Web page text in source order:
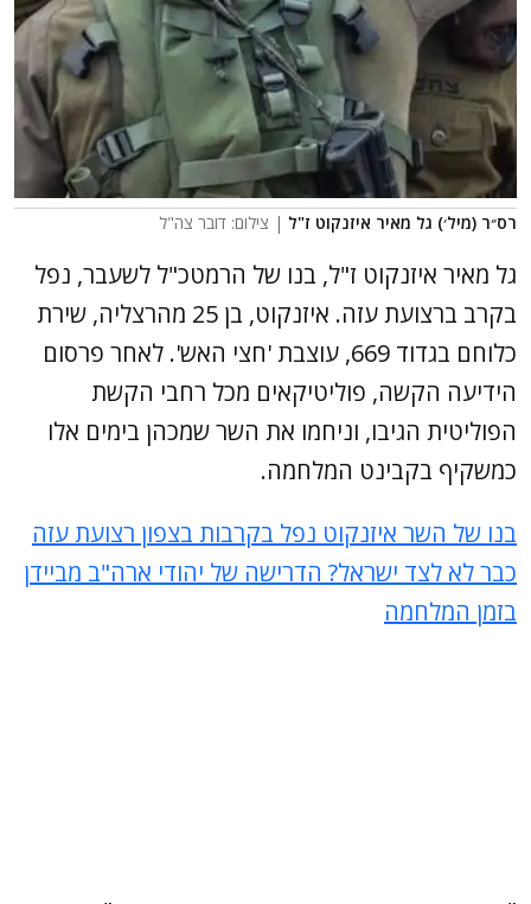
רס״ר (מיל׳) גל מאיר איזנקוט ז"ל | צילום: דובר צה"ל
גל מאיר איזנקוט ז"ל, בנו של הרמטכ"ל לשעבר, נפל
בקרב ברצועת עזה. איזנקוט, בן 25 מהרצליה, שירת
כלוחם בגדוד 669, עוצבת 'חצי האש'. לאחר פרסום
הידיעה הקשה, פוליטיקאים מכל רחבי הקשת
הפוליטית הגיבו, וניחמו את השר שמכהן בימים אלו
כמשקיף בקבינט המלחמה.
בנו של השר איזנקוט נפל בקרבות בצפון רצועת עזה
כבר לא לצד ישראל? הדרישה של יהודי ארה"ב מביידן
בזמן המלחמה